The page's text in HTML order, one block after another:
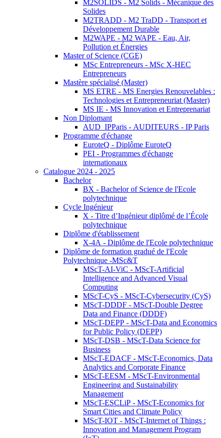
M2SOLIDS - M2 Solids - Mécanique des
Solides
M2TRADD - M2 TraDD - Transport et
Développement Durable
M2WAPE - M2 WAPE - Eau, Air,
Pollution et Énergies
Master of Science (CGE)
MSc Entrepreneurs - MSc X-HEC
Entrepreneurs
Mastère spécialisé (Master)
MS ETRE - MS Energies Renouvelables :
Technologies et Entrepreneuriat (Master)
MS IE - MS Innovation et Entreprenariat
Non Diplomant
AUD_IPParis - AUDITEURS - IP Paris
Programme d'échange
EuroteQ - Diplôme EuroteQ
PEI - Programmes d'échange
internationaux
Catalogue 2024 - 2025
Bachelor
BX - Bachelor of Science de l'Ecole
polytechnique
Cycle Ingénieur
X - Titre d’Ingénieur diplômé de l’École
polytechnique
Diplôme d'établissement
X-4A - Diplôme de l'Ecole polytechnique
Diplôme de formation gradué de l'Ecole
Polytechnique -MSc&T
MScT-AI-ViC - MScT-Artificial
Intelligence and Advanced Visual
Computing
MScT-CyS - MScT-Cybersecurity (CyS)
MScT-DDDF - MScT-Double Degree
Data and Finance (DDDF)
MScT-DEPP - MScT-Data and Economics
for Public Policy (DEPP)
MScT-DSB - MScT-Data Science for
Business
MScT-EDACF - MScT-Economics, Data
Analytics and Corporate Finance
MScT-EESM - MScT-Environmental
Engineering and Sustainability
Management
MScT-ESCLiP - MScT-Economics for
Smart Cities and Climate Policy
MScT-IOT - MScT-Internet of Things :
Innovation and Management Program